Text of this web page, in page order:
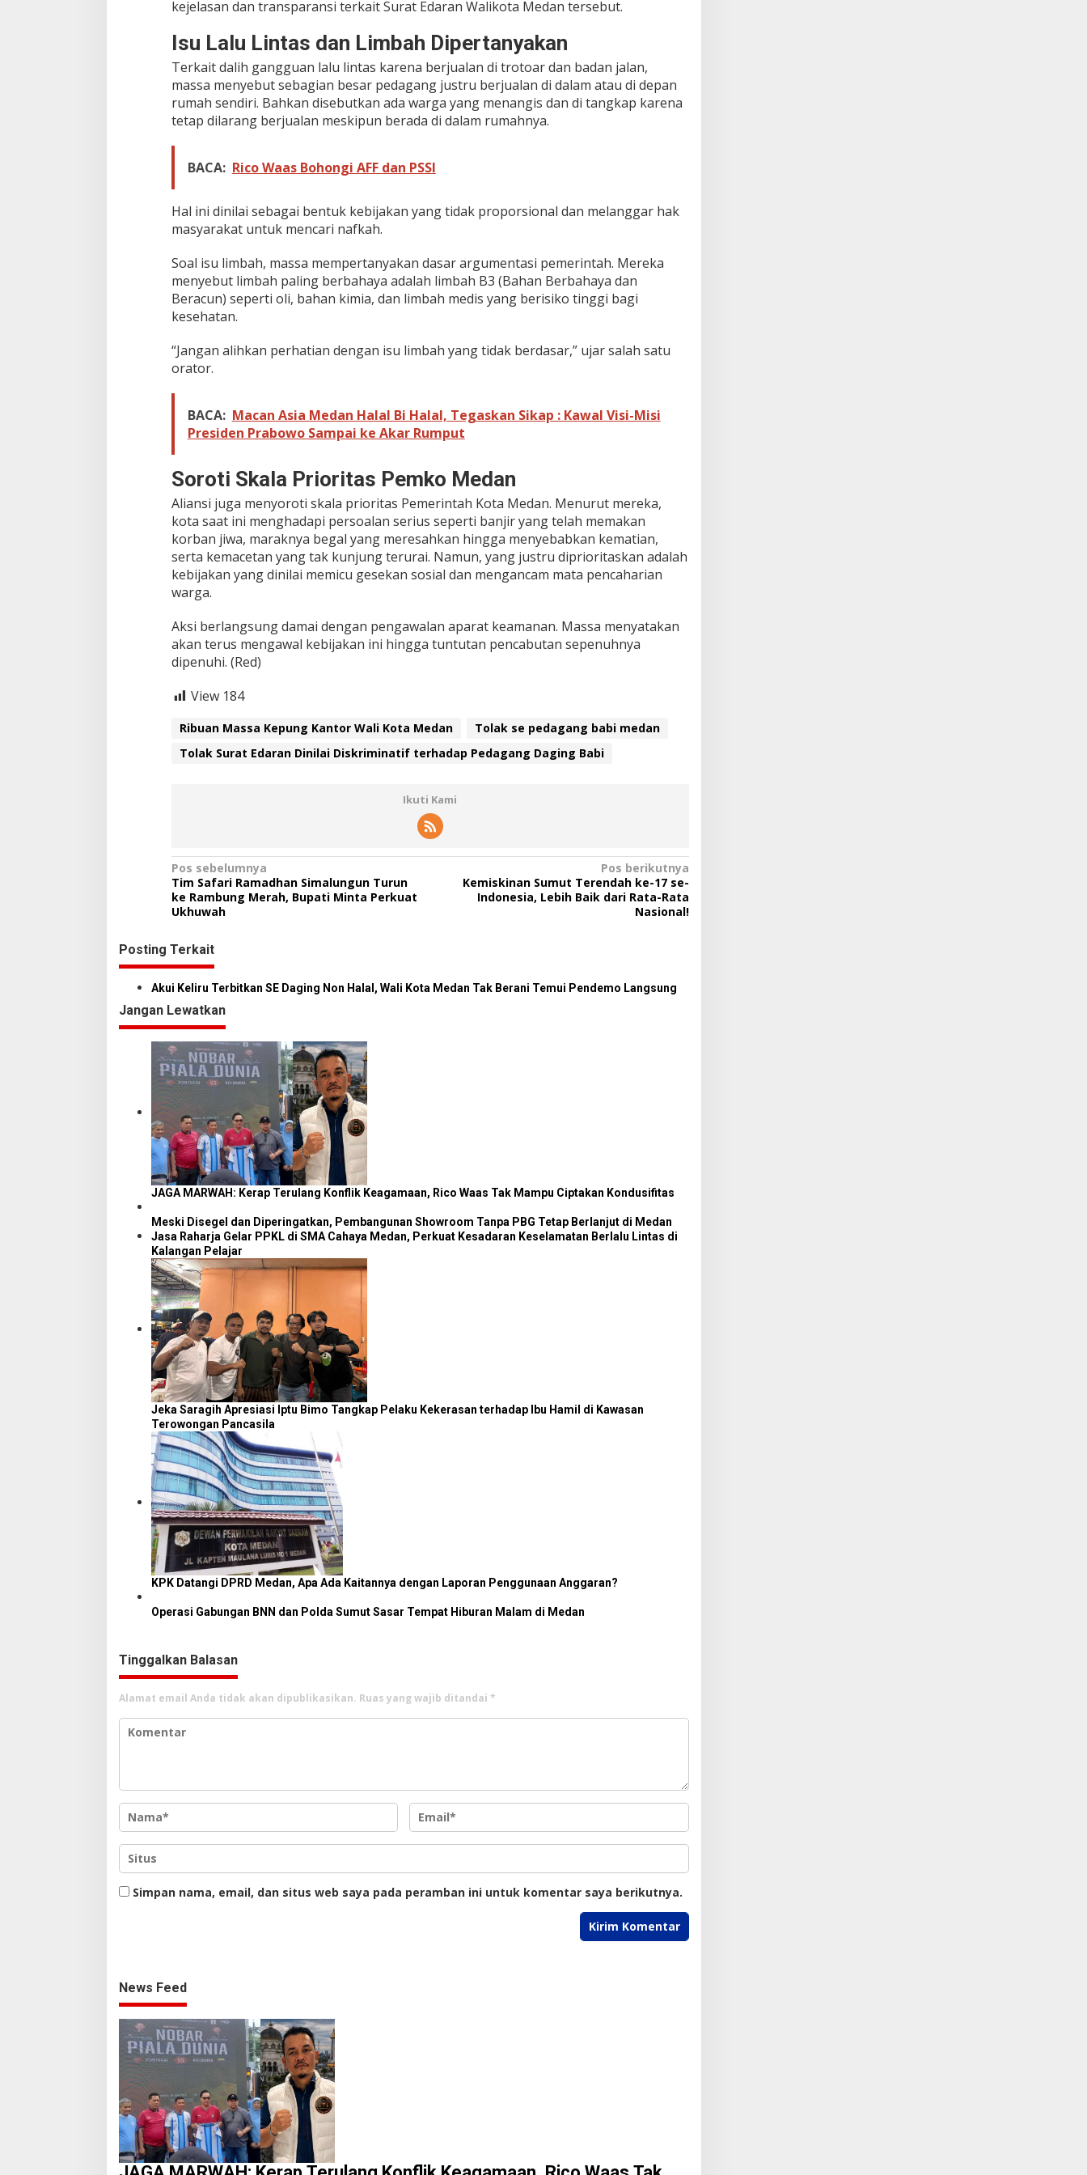
o
a
S
u
r
a
t
a
n
D
n
a
i
i
m
i
t
f
t
e
r
h
a
p
P
e
d
g
n
D
a
b
i
kejelasan dan transparansi terkait Surat Edaran Walikota Medan tersebut.
Isu Lalu Lintas dan Limbah Dipertanyakan
Terkait dalih gangguan lalu lintas karena berjualan di trotoar dan badan jalan,
massa menyebut sebagian besar pedagang justru berjualan di dalam atau di depan
rumah sendiri. Bahkan disebutkan ada warga yang menangis dan di tangkap karena
tetap dilarang berjualan meskipun berada di dalam rumahnya.
BACA: Rico Waas Bohongi AFF dan PSSI
Hal ini dinilai sebagai bentuk kebijakan yang tidak proporsional dan melanggar hak
masyarakat untuk mencari nafkah.
Soal isu limbah, massa mempertanyakan dasar argumentasi pemerintah. Mereka
menyebut limbah paling berbahaya adalah limbah B3 (Bahan Berbahaya dan
Beracun) seperti oli, bahan kimia, dan limbah medis yang berisiko tinggi bagi
kesehatan.
“Jangan alihkan perhatian dengan isu limbah yang tidak berdasar,” ujar salah satu
orator.
BACA: Macan Asia Medan Halal Bi Halal, Tegaskan Sikap : Kawal Visi-Misi
Presiden Prabowo Sampai ke Akar Rumput
Soroti Skala Prioritas Pemko Medan
Aliansi juga menyoroti skala prioritas Pemerintah Kota Medan. Menurut mereka,
kota saat ini menghadapi persoalan serius seperti banjir yang telah memakan
korban jiwa, maraknya begal yang meresahkan hingga menyebabkan kematian,
serta kemacetan yang tak kunjung terurai. Namun, yang justru diprioritaskan adalah
kebijakan yang dinilai memicu gesekan sosial dan mengancam mata pencaharian
warga.
Aksi berlangsung damai dengan pengawalan aparat keamanan. Massa menyatakan
akan terus mengawal kebijakan ini hingga tuntutan pencabutan sepenuhnya
dipenuhi. (Red)
View 184
Ribuan Massa Kepung Kantor Wali Kota Medan
Tolak se pedagang babi medan
Tolak Surat Edaran Dinilai Diskriminatif terhadap Pedagang Daging Babi
Ikuti Kami
N
a
v
i
g
a
s
i
p
o
s
Pos sebelumnya
Tim Safari Ramadhan Simalungun Turun
ke Rambung Merah, Bupati Minta Perkuat
Ukhuwah
Pos berikutnya
Kemiskinan Sumut Terendah ke-17 se-
Indonesia, Lebih Baik dari Rata-Rata
Nasional!
Posting Terkait
Akui Keliru Terbitkan SE Daging Non Halal, Wali Kota Medan Tak Berani Temui Pendemo Langsung
Jangan Lewatkan
JAGA MARWAH: Kerap Terulang Konflik Keagamaan, Rico Waas Tak Mampu Ciptakan Kondusifitas
Meski Disegel dan Diperingatkan, Pembangunan Showroom Tanpa PBG Tetap Berlanjut di Medan
Jasa Raharja Gelar PPKL di SMA Cahaya Medan, Perkuat Kesadaran Keselamatan Berlalu Lintas di
Kalangan Pelajar
Jeka Saragih Apresiasi Iptu Bimo Tangkap Pelaku Kekerasan terhadap Ibu Hamil di Kawasan
Terowongan Pancasila
KPK Datangi DPRD Medan, Apa Ada Kaitannya dengan Laporan Penggunaan Anggaran?
Operasi Gabungan BNN dan Polda Sumut Sasar Tempat Hiburan Malam di Medan
Tinggalkan Balasan
Alamat email Anda tidak akan dipublikasikan. Ruas yang wajib ditandai *
Simpan nama, email, dan situs web saya pada peramban ini untuk komentar saya berikutnya.
News Feed